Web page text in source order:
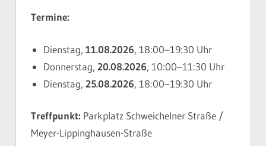
Termine:
Dienstag,11.08.2026, 18:00–19:30 Uhr
Donnerstag,20.08.2026, 10:00–11:30 Uhr
Dienstag,25.08.2026, 18:00–19:30 Uhr
Treffpunkt: Parkplatz Schweichelner Straße /
Meyer-Lippinghausen-Straße